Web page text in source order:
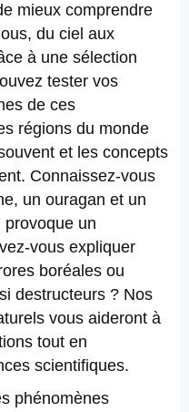
mieux comprendre
du ciel aux
à une sélection
tester vos
de ces
régions du monde
et les concepts
Connaissez-vous
un ouragan et un
un
vous expliquer
boréales ou
destructeurs ? Nos
vous aideront à
tout en
scientifiques.
phénomènes